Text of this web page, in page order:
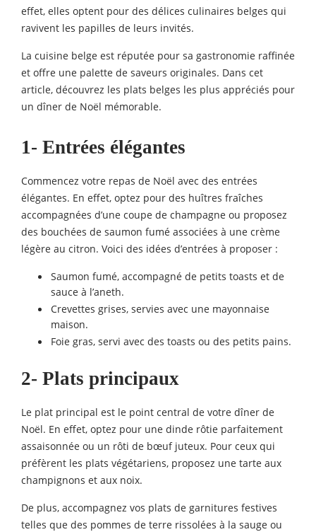
effet, elles optent pour des délices culinaires belges qui
ravivent les papilles de leurs invités.
La cuisine belge est réputée pour sa gastronomie raffinée
et offre une palette de saveurs originales. Dans cet
article, découvrez les plats belges les plus appréciés pour
un dîner de Noël mémorable.
1- Entrées élégantes
Commencez votre repas de Noël avec des entrées
élégantes. En effet, optez pour des huîtres fraîches
accompagnées d’une coupe de champagne ou proposez
des bouchées de saumon fumé associées à une crème
légère au citron. Voici des idées d’entrées à proposer :
Saumon fumé, accompagné de petits toasts et de
sauce à l’aneth.
Crevettes grises, servies avec une mayonnaise
maison.
Foie gras, servi avec des toasts ou des petits pains.
2- Plats principaux
Le plat principal est le point central de votre dîner de
Noël. En effet, optez pour une dinde rôtie parfaitement
assaisonnée ou un rôti de bœuf juteux. Pour ceux qui
préfèrent les plats végétariens, proposez une tarte aux
champignons et aux noix.
De plus, accompagnez vos plats de garnitures festives
telles que des pommes de terre rissolées à la sauge ou